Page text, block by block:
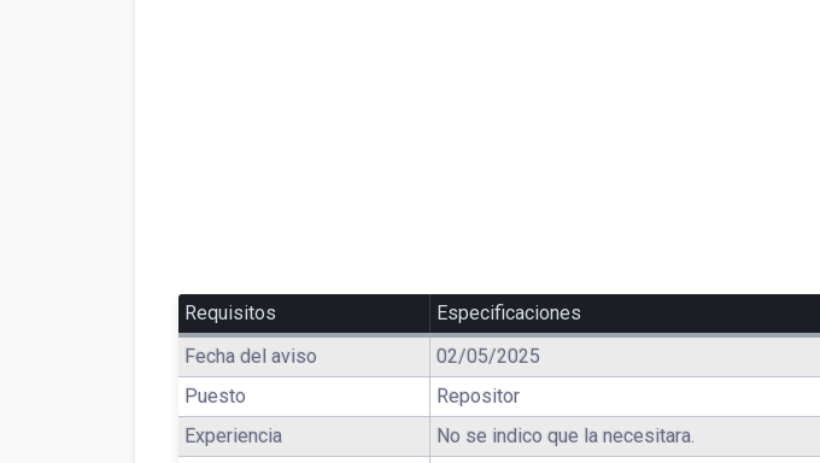
Requisitos
Especificaciones
Fecha del aviso
02/05/2025
Puesto
Repositor
Experiencia
No se indico que la necesitara.